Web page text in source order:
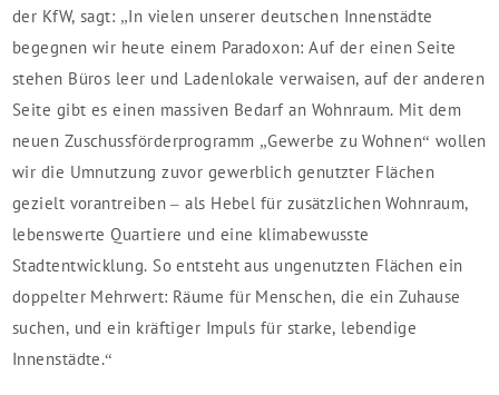
der KfW, sagt: „In vielen unserer deutschen Innenstädte
begegnen wir heute einem Paradoxon: Auf der einen Seite
stehen Büros leer und Ladenlokale verwaisen, auf der anderen
Seite gibt es einen massiven Bedarf an Wohnraum. Mit dem
neuen Zuschussförderprogramm „Gewerbe zu Wohnen“ wollen
wir die Umnutzung zuvor gewerblich genutzter Flächen
gezielt vorantreiben – als Hebel für zusätzlichen Wohnraum,
lebenswerte Quartiere und eine klimabewusste
Stadtentwicklung. So entsteht aus ungenutzten Flächen ein
doppelter Mehrwert: Räume für Menschen, die ein Zuhause
suchen, und ein kräftiger Impuls für starke, lebendige
Innenstädte.“